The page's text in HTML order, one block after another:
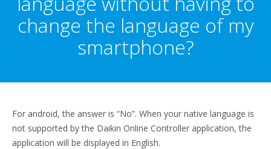
change the language of my
smartphone?
For android, the answer is “No”. When your native language is
not supported by the Daikin Online Controller application, the
application will be displayed in English.